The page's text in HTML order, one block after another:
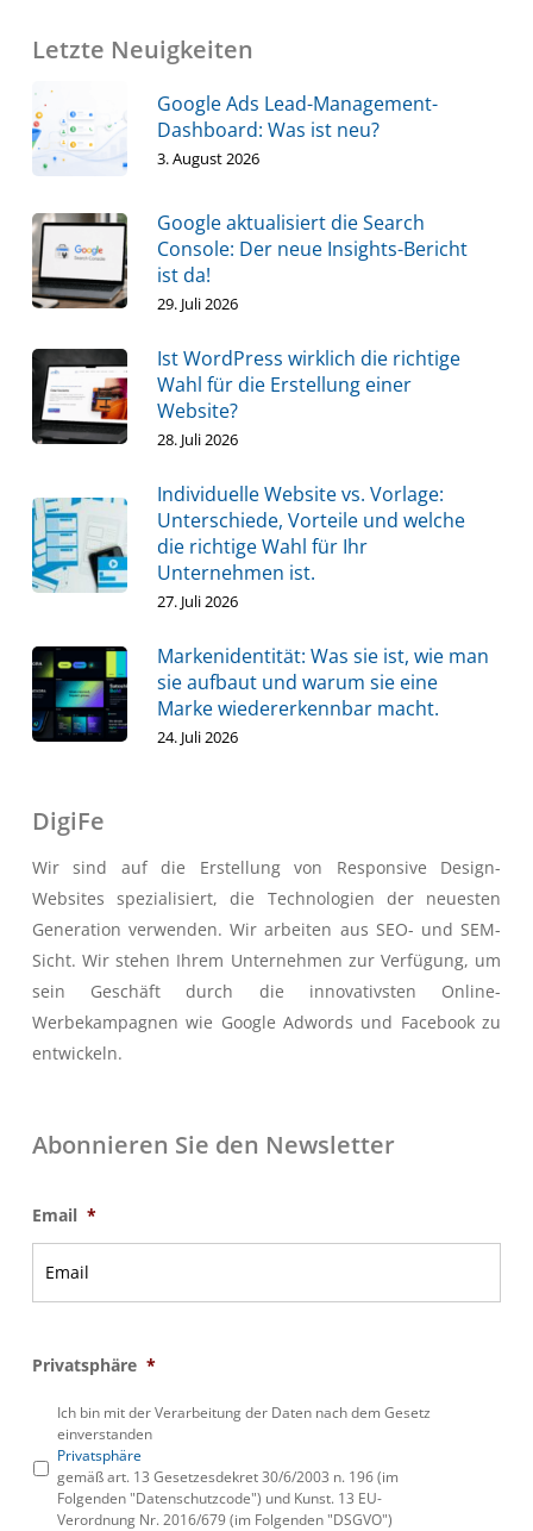
Letzte Neuigkeiten
Google Ads Lead-Management-
Dashboard: Was ist neu?
3. August 2026
Google aktualisiert die Search
Console: Der neue Insights-Bericht
ist da!
29. Juli 2026
Ist WordPress wirklich die richtige
Wahl für die Erstellung einer
Website?
28. Juli 2026
Individuelle Website vs. Vorlage:
Unterschiede, Vorteile und welche
die richtige Wahl für Ihr
Unternehmen ist.
27. Juli 2026
Markenidentität: Was sie ist, wie man
sie aufbaut und warum sie eine
Marke wiedererkennbar macht.
24. Juli 2026
DigiFe
Wir sind auf die Erstellung von Responsive Design-
Websites spezialisiert, die Technologien der neuesten
Generation verwenden. Wir arbeiten aus SEO- und SEM-
Sicht. Wir stehen Ihrem Unternehmen zur Verfügung, um
sein Geschäft durch die innovativsten Online-
Werbekampagnen wie Google Adwords und Facebook zu
entwickeln.
Abonnieren Sie den Newsletter
Email *
Privatsphäre *
Ich bin mit der Verarbeitung der Daten nach dem Gesetz
einverstanden
Privatsphäre
gemäß art. 13 Gesetzesdekret 30/6/2003 n. 196 (im
Folgenden "Datenschutzcode") und Kunst. 13 EU-
Verordnung Nr. 2016/679 (im Folgenden "DSGVO")